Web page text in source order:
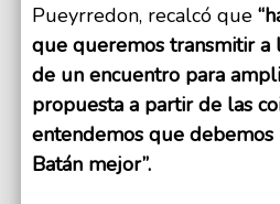
Pueyrredon, recalcó que
que queremos transmitir a
de un encuentro para
propuesta a partir de las
entendemos que
Batán mejor”.